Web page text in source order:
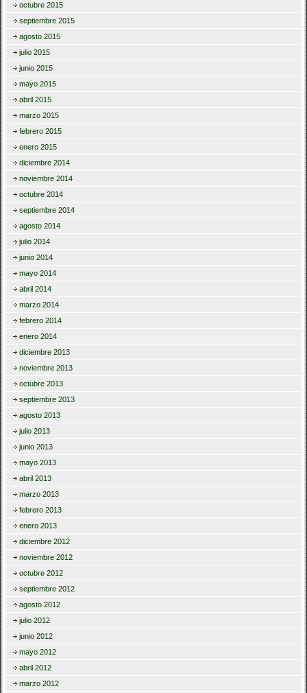
octubre 2015
septiembre 2015
agosto 2015
julio 2015
junio 2015
mayo 2015
abril 2015
marzo 2015
febrero 2015
enero 2015
diciembre 2014
noviembre 2014
octubre 2014
septiembre 2014
agosto 2014
julio 2014
junio 2014
mayo 2014
abril 2014
marzo 2014
febrero 2014
enero 2014
diciembre 2013
noviembre 2013
octubre 2013
septiembre 2013
agosto 2013
julio 2013
junio 2013
mayo 2013
abril 2013
marzo 2013
febrero 2013
enero 2013
diciembre 2012
noviembre 2012
octubre 2012
septiembre 2012
agosto 2012
julio 2012
junio 2012
mayo 2012
abril 2012
marzo 2012